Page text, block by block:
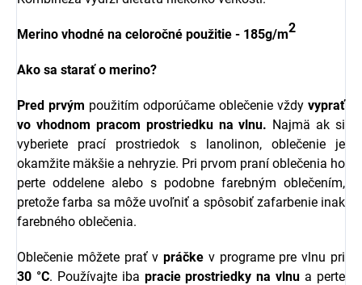
Merino vhodné na celoročné použitie - 185g/m2
Ako sa starať o merino?
Pred prvým použitím odporúčame oblečenie vždy vyprať
vo vhodnom pracom prostriedku na vlnu. Najmä ak si
vyberiete prací prostriedok s lanolinon, oblečenie je
okamžite mäkšie a nehryzie. Pri prvom praní oblečenia ho
perte oddelene alebo s podobne farebným oblečením,
pretože farba sa môže uvoľniť a spôsobiť zafarbenie inak
farebného oblečenia.
Oblečenie môžete prať vpráčke v programe pre vlnu pri
30 °C. Používajte iba pracie prostriedky na vlnu a perte